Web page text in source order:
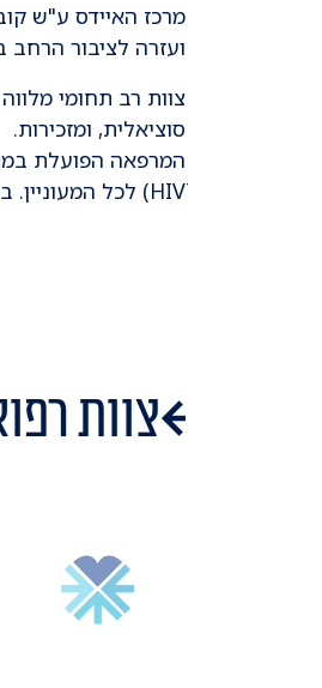
​מרכז האיידס ע"ש
ועזרה לציבור
צוות רב תחומי
סוציאלית, ומזכירות.
המרפאה הפועלת
צוות